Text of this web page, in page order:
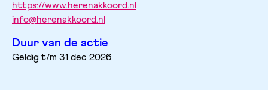
https://www.herenakkoord.nl
info@herenakkoord.nl
Duur van de actie
Geldig t/m 31 dec 2026